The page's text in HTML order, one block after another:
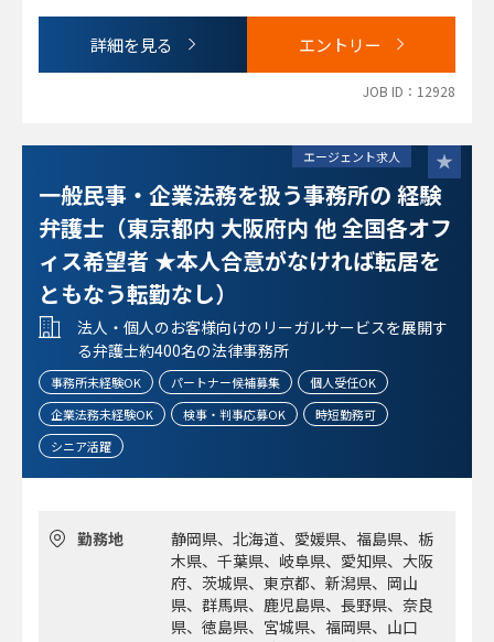
詳細を見る エントリー
JOB ID：12928
エージェント求人
一般民事・企業法務を扱う事務所の 経験
弁護士（東京都内 大阪府内 他 全国各オフ
ィス希望者 ★本人合意がなければ転居を
ともなう転勤なし）
法人・個人のお客様向けのリーガルサービスを展開す
る弁護士約400名の法律事務所
事務所未経験OK パートナー候補募集
個人受任OK
企業法務未経験OK
検事・判事応募OK
時短勤務可
シニア活躍
勤務地
静岡県、北海道、愛媛県、福島県、栃
木県、千葉県、岐阜県、愛知県、大阪
府、茨城県、東京都、新潟県、岡山
県、群馬県、鹿児島県、長野県、奈良
県、徳島県、宮城県、福岡県、山口